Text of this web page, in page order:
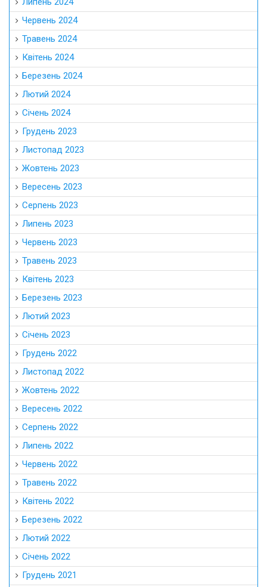
Червень 2024
Травень 2024
Квітень 2024
Березень 2024
Лютий 2024
Січень 2024
Грудень 2023
Листопад 2023
Жовтень 2023
Вересень 2023
Серпень 2023
Липень 2023
Червень 2023
Травень 2023
Квітень 2023
Березень 2023
Лютий 2023
Січень 2023
Грудень 2022
Листопад 2022
Жовтень 2022
Вересень 2022
Серпень 2022
Липень 2022
Червень 2022
Травень 2022
Квітень 2022
Березень 2022
Лютий 2022
Січень 2022
Грудень 2021